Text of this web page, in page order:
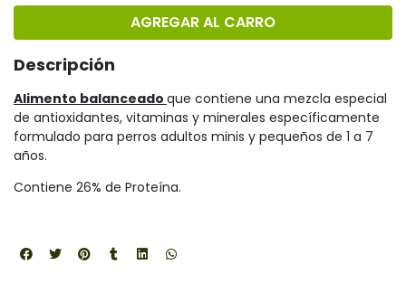
AGREGAR AL CARRO
Descripción
Alimento balanceado que contiene una mezcla especial
de antioxidantes, vitaminas y minerales específicamente
formulado para perros adultos minis y pequeños de 1 a 7
años.
Contiene 26% de Proteína.